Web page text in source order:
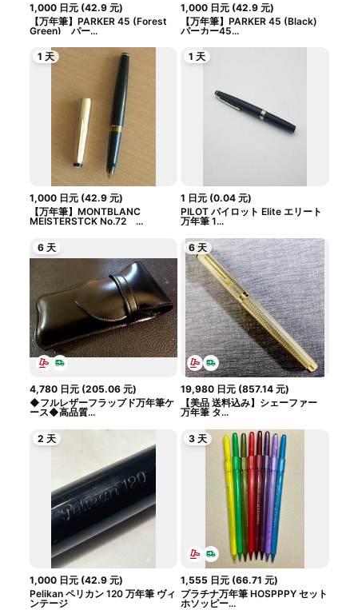
1,000 日元(42.9 元)
【万年筆】PARKER 45 (Forest
Green) パー...
1,000 日元 (42.9 元)
【万年筆】PARKER 45 (Black)
パーカー45...
1 天
1,000 日元(42.9 元)
【万年筆】MONTBLANC
MEISTERSTCK No.72 ...
1 天
1 日元 (0.04 元)
PILOT パイロット Elite エリート
万年筆 1...
6 天
4,780 日元(205.06 元)
◆フルレザーフラップド万年筆ケ
ース◆高品質...
6 天
19,980 日元 (857.14 元)
【美品 送料込み】シェーファー
万年筆 タ...
2 天
1,000 日元(42.9 元)
Pelikan ペリカン 120 万年筆 ヴィ
ンテージ
3 天
1,555 日元 (66.71 元)
プラチナ万年筆 HOSPPPY セット
ホソッピー...